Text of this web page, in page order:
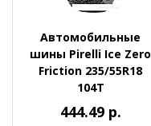
Автомобильные
шины Pirelli Ice Zero
Friction 235/55R18
104T
444.49 р.